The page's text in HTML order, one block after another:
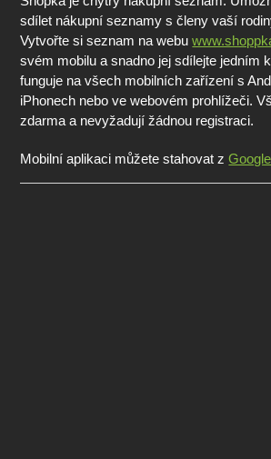
sdílet nákupní seznamy s členy vaší
Vytvořte si seznam na webu
svém mobilu a snadno jej sdílejte jedním
funguje na všech mobilních zařízení s
iPhonech nebo ve webovém prohlížeči.
zdarma a nevyžadují žádnou registraci.
Mobilní aplikaci můžete stahovat z